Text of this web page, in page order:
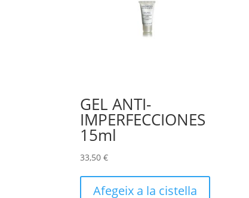
GEL ANTI-
IMPERFECCIONES
15ml
33,50€
Afegeix a la cistella